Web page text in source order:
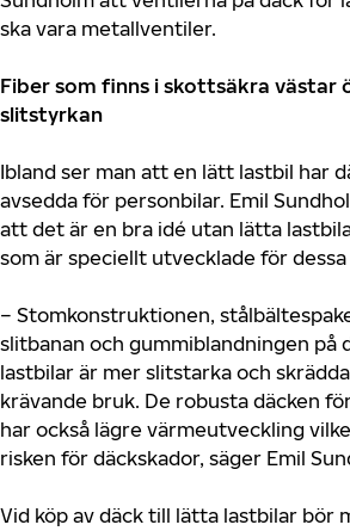
ska vara metallventiler.
Fiber som finns i skottsäkra västar
slitstyrkan
Ibland ser man att en lätt lastbil har
avsedda för personbilar. Emil
att det är en bra idé utan lätta
som är speciellt utvecklade för
– Stomkonstruktionen,
slitbanan och gummiblandningen på
lastbilar är mer slitstarka och
krävande bruk. De robusta däcken
har också lägre värmeutveckling
risken för däckskador, säger Emil
Vid köp av däck till lätta lastbilar bör